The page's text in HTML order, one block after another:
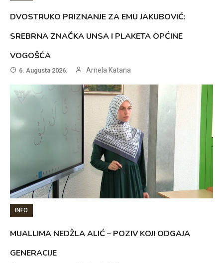
DVOSTRUKO PRIZNANJE ZA EMU JAKUBOVIĆ:
SREBRNA ZNAČKA UNSA I PLAKETA OPĆINE
VOGOŠĆA
6. Augusta 2026. Arnela Katana
INFO
MUALLIMA NEDŽLA ALIĆ – POZIV KOJI ODGAJA
GENERACIJE